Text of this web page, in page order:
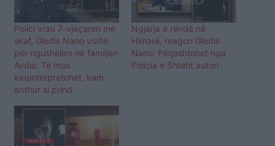
Polici vrau 7-vjeçaren me
skaf, Gledis Nano vizitë
për ngushëllim në familjen
Avdia: Të mos
keqinterpretohet, kam
ardhur si prind
Ngjarja e rëndë në
Himarë, reagon Gledis
Nano: Përjashtohet nga
Policia e Shtetit autori